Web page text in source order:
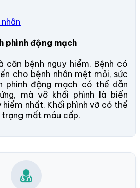
phình động mạch
căn bệnh nguy hiểm. Bệnh có
cho bệnh nhân mệt mỏi, sức
phình động mạch có thể dẫn
mà vỡ khối phình là biến
hiểm nhất. Khối phình vỡ có thể
mất máu cấp.